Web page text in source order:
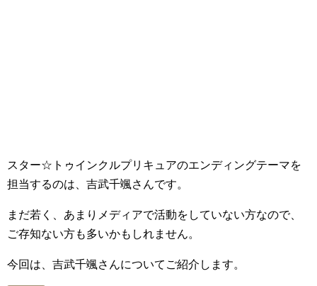
スター☆トゥインクルプリキュアのエンディングテーマを
担当するのは、吉武千颯さんです。
まだ若く、あまりメディアで活動をしていない方なので、
ご存知ない方も多いかもしれません。
今回は、吉武千颯さんについてご紹介します。